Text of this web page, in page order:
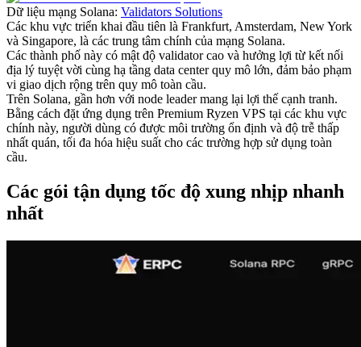
Dữ liệu mạng Solana: Validators Solutions
Các khu vực triển khai đầu tiên là Frankfurt, Amsterdam, New York
và Singapore, là các trung tâm chính của mạng Solana.
Các thành phố này có mật độ validator cao và hưởng lợi từ kết nối
địa lý tuyệt vời cùng hạ tầng data center quy mô lớn, đảm bảo phạm
vi giao dịch rộng trên quy mô toàn cầu.
Trên Solana, gần hơn với node leader mang lại lợi thế cạnh tranh.
Bằng cách đặt ứng dụng trên Premium Ryzen VPS tại các khu vực
chính này, người dùng có được môi trường ổn định và độ trễ thấp
nhất quán, tối đa hóa hiệu suất cho các trường hợp sử dụng toàn
cầu.
Các gói tận dụng tốc độ xung nhịp nhanh
nhất